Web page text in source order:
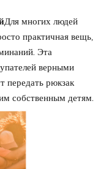
Для многих людей
практичная вещь,
Эта
верными
передать рюкзак
собственным детям.